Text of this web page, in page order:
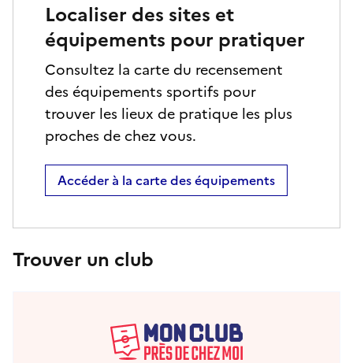
Localiser des sites et
équipements pour pratiquer
Consultez la carte du recensement
des équipements sportifs pour
trouver les lieux de pratique les plus
proches de chez vous.
Accéder à la carte des équipements
Trouver un club